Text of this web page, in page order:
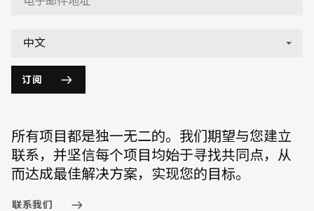
订阅
所有项目都是独一无二的。我们期望与您建立
联系，并坚信每个项目均始于寻找共同点，从
而达成最佳解决方案，实现您的目标。
联系我们